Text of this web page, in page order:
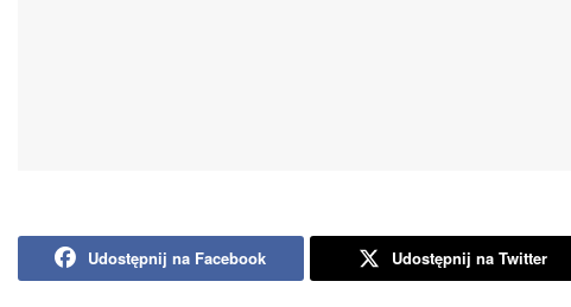
Udostępnij na Facebook Udostępnij na Twitter